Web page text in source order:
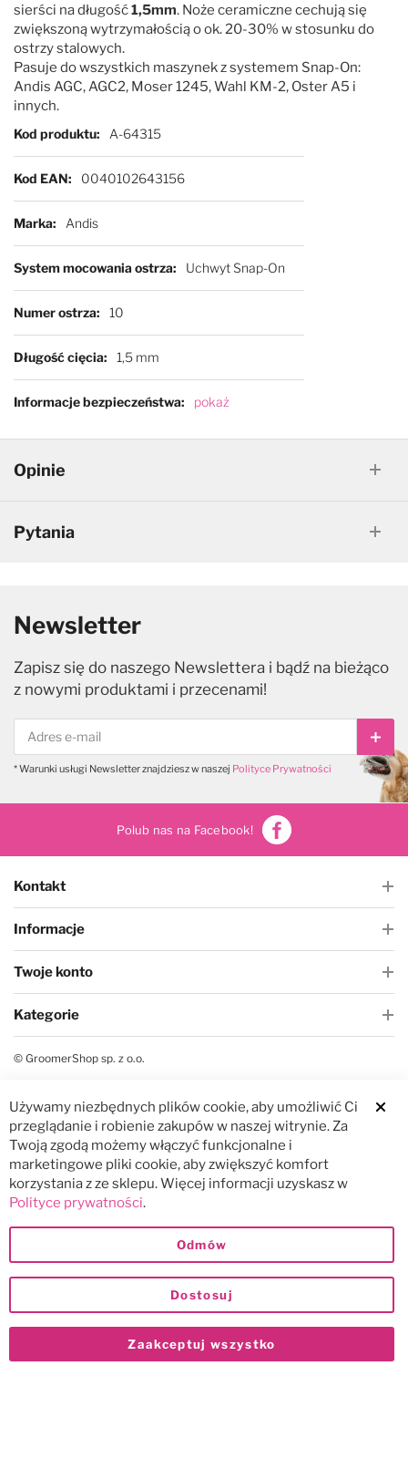
sierści na długość1,5mm. Noże ceramiczne cechują się
zwiększoną wytrzymałością o ok. 20-30% w stosunku do
ostrzy stalowych.
Pasuje do wszystkich maszynek z systemem Snap-On:
Andis AGC, AGC2, Moser 1245, Wahl KM-2, Oster A5 i
innych.
Więcej informacji
Kod produktu A-64315
Kod EAN 0040102643156
Marka Andis
System mocowania ostrza Uchwyt Snap-On
Numer ostrza 10
Długość cięcia 1,5 mm
Informacje bezpieczeństwa pokaż
Opinie
Pytania
Newsletter
Zapisz się do naszego Newslettera i bądź na bieżąco
z nowymi produktami i przecenami!
* Warunki usługi Newsletter znajdziesz w naszej Polityce Prywatności
Polub nas na Facebook!
Kontakt
Informacje
Twoje konto
Kategorie
© GroomerShop sp. z o.o.
Używamy niezbędnych plików cookie, aby umożliwić Ci
przeglądanie i robienie zakupów w naszej witrynie. Za
Twoją zgodą możemy włączyć funkcjonalne i
marketingowe pliki cookie, aby zwiększyć komfort
korzystania z ze sklepu. Więcej informacji uzyskasz w
Polityce prywatności.
Zaakceptuj wszystko
Dostosuj
Odmów